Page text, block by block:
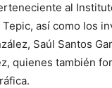
al
así como los
Saúl Santos
quienes también